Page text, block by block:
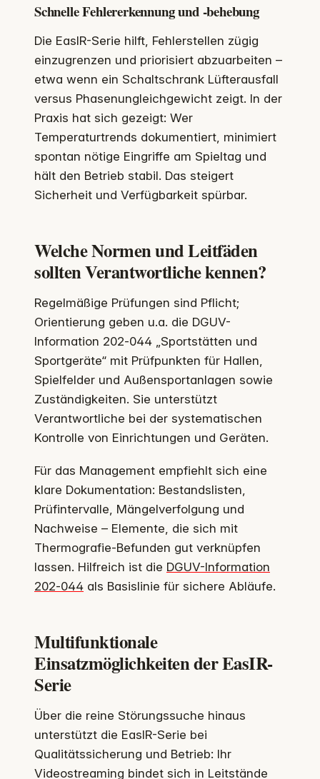
Schnelle Fehlererkennung und -behebung
Die EasIR-Serie hilft, Fehlerstellen zügig
einzugrenzen und priorisiert abzuarbeiten –
etwa wenn ein Schaltschrank Lüfterausfall
versus Phasenungleichgewicht zeigt. In der
Praxis hat sich gezeigt: Wer
Temperaturtrends dokumentiert, minimiert
spontan nötige Eingriffe am Spieltag und
hält den Betrieb stabil. Das steigert
Sicherheit und Verfügbarkeit spürbar.
Welche Normen und Leitfäden
sollten Verantwortliche kennen?
Regelmäßige Prüfungen sind Pflicht;
Orientierung geben u.a. die DGUV-
Information 202‑044 „Sportstätten und
Sportgeräte“ mit Prüfpunkten für Hallen,
Spielfelder und Außensportanlagen sowie
Zuständigkeiten. Sie unterstützt
Verantwortliche bei der systematischen
Kontrolle von Einrichtungen und Geräten.
Für das Management empfiehlt sich eine
klare Dokumentation: Bestandslisten,
Prüfintervalle, Mängelverfolgung und
Nachweise – Elemente, die sich mit
Thermografie-Befunden gut verknüpfen
lassen. Hilfreich ist die DGUV-Information
202‑044 als Basislinie für sichere Abläufe.
Multifunktionale
Einsatzmöglichkeiten der EasIR-
Serie
Über die reine Störungssuche hinaus
unterstützt die EasIR-Serie bei
Qualitätssicherung und Betrieb: Ihr
Videostreaming bindet sich in Leitstände